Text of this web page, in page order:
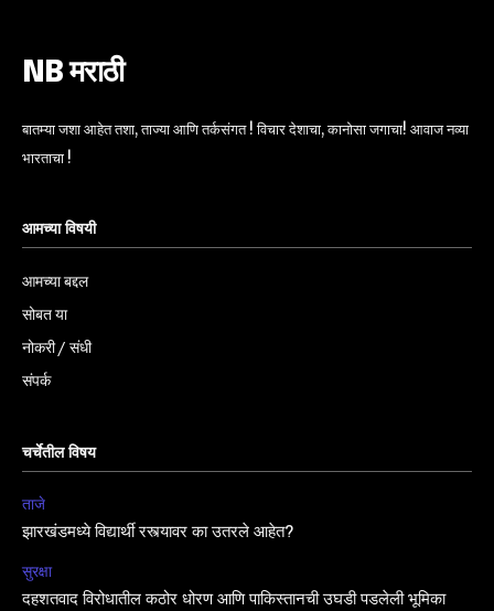
NB मराठी
बातम्या जशा आहेत तशा, ताज्या आणि तर्कसंगत ! विचार देशाचा, कानोसा जगाचा! आवाज नव्या
भारताचा !
आमच्या विषयी
आमच्या बद्दल
सोबत या
नोकरी / संधी
संपर्क
चर्चेतील विषय
ताजे
झारखंडमध्ये विद्यार्थी रस्त्यावर का उतरले आहेत?
सुरक्षा
दहशतवाद विरोधातील कठोर धोरण आणि पाकिस्तानची उघडी पडलेली भूमिका